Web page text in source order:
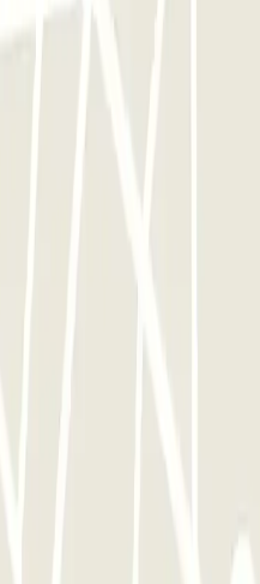
grandes, le prix très